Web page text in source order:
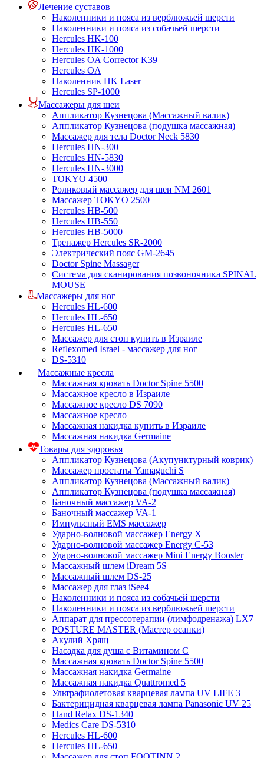
Лечение суставов
Наколенники и пояса из верблюжьей шерсти
Наколенники и пояса из собачьей шерсти
Hercules HK-100
Hercules HK-1000
Hercules OA Corrector K39
Hercules OA
Наколенник HK Laser
Hercules SP-1000
Массажеры для шеи
Аппликатор Кузнецова (Массажный валик)
Аппликатор Кузнецова (подушка массажная)
Массажер для тела Doctor Neck 5830
Hercules HN-300
Hercules HN-5830
Hercules HN-3000
TOKYO 4500
Роликовый массажер для шеи NM 2601
Массажер TOKYO 2500
Hercules HB-500
Hercules HB-550
Hercules HB-5000
Тренажер Hercules SR-2000
Электрический пояс GM-2645
Doctor Spine Massager
Система для сканирования позвоночника SPINAL
MOUSE
Массажеры для ног
Hercules HL-600
Hercules HL-650
Hercules HL-650
Массажер для стоп купить в Израиле
Reflexomed Israel - массажер для ног
DS-5310
Массажные кресла
Массажная кровать Doctor Spine 5500
Массажное кресло в Израиле
Массажное кресло DS 7090
Массажное кресло
Массажная накидка купить в Израиле
Массажная накидка Germaine
Товары для здоровья
Аппликатор Кузнецова (Акупунктурный коврик)
Массажер простаты Yamaguchi S
Аппликатор Кузнецова (Массажный валик)
Аппликатор Кузнецова (подушка массажная)
Баночный массажер VA-2
Баночный массажер VA-1
Импульсный EMS массажер
Ударно-волновой массажер Energy X
Ударно-волновой массажер Energy C-53
Ударно-волновой массажер Mini Energy Booster
Массажный шлем iDream 5S
Массажный шлем DS-25
Массажер для глаз iSee4
Наколенники и пояса из собачьей шерсти
Наколенники и пояса из верблюжьей шерсти
Аппарат для прессотерапии (лимфодренажа) LX7
POSTURE MASTER (Мастер осанки)
Акулий Хрящ
Насадка для душа с Витамином C
Массажная кровать Doctor Spine 5500
Массажная накидка Germaine
Массажная накидка Quattromed 5
Ультрафиолетовая кварцевая лампа UV LIFE 3
Бактерицидная кварцевая лампа Panasonic UV 25
Hand Relax DS-1340
Medics Care DS-5310
Hercules HL-600
Hercules HL-650